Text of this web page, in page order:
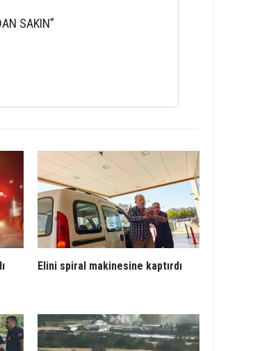
SAKIN”
Elini spiral makinesine kaptırdı